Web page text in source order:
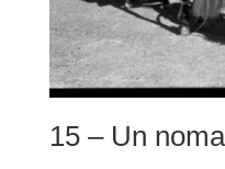
15 – Un